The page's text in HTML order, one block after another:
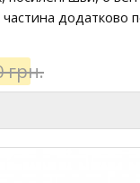
додатково
грн.